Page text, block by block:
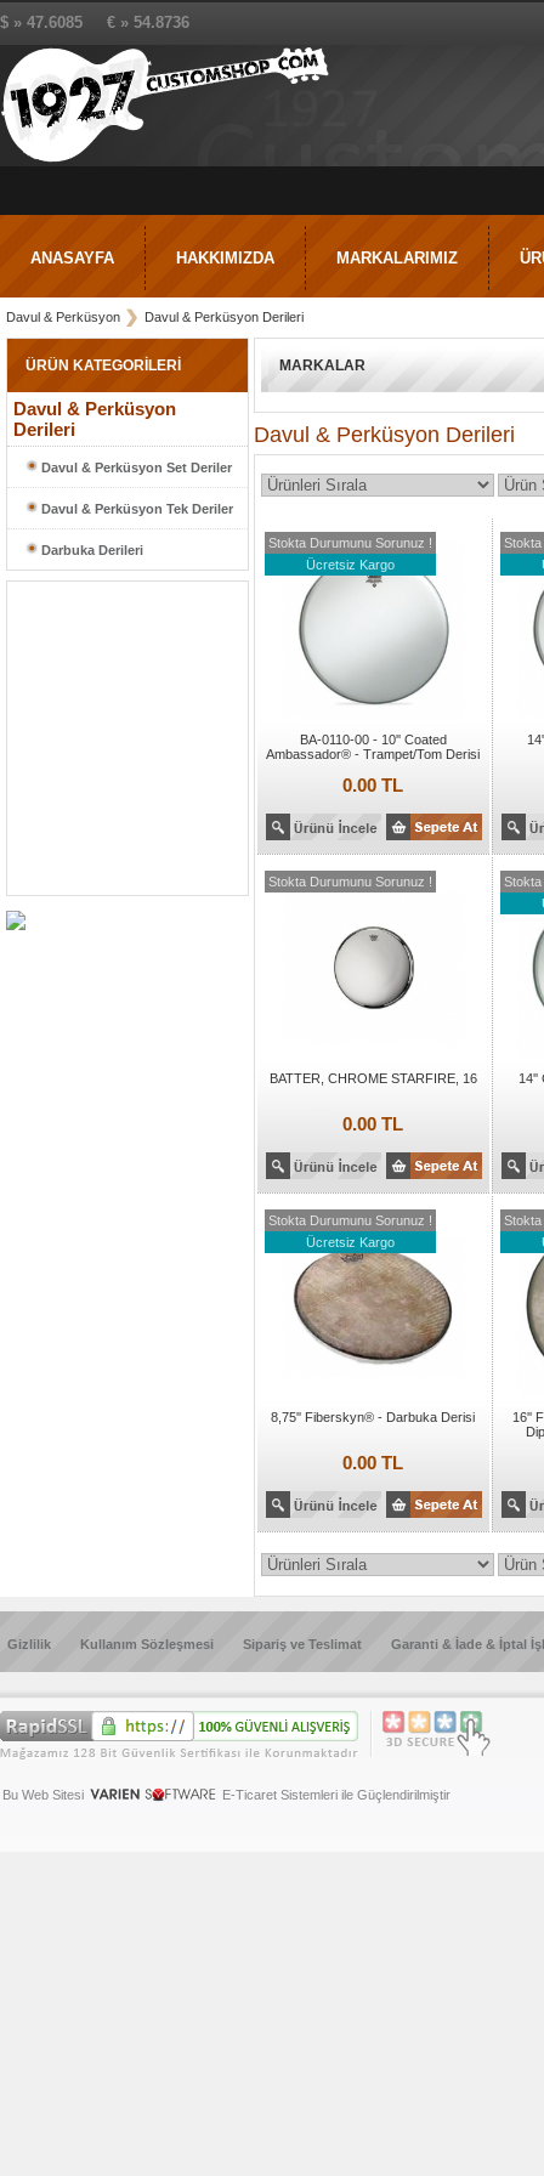
$ » 47.6085 € » 54.8736
ANASAYFA HAKKIMIZDA MARKALARIMIZ
Davul & Perküsyon Davul & Perküsyon Derileri
ÜRÜN KATEGORİLERİ
Davul & Perküsyon
Derileri
Davul & Perküsyon Set Deriler
Davul & Perküsyon Tek Deriler
Darbuka Derileri
MARKALAR
Davul & Perküsyon Derileri
Stokta Durumunu Sorunuz !
Ücretsiz Kargo
BA-0110-00 - 10'' Coated
Ambassador® - Trampet/Tom Derisi
0.00 TL
Stokta Durumunu Sorunuz !
BATTER, CHROME STARFIRE, 16
0.00 TL
14''
Stokta Durumunu Sorunuz !
Ücretsiz Kargo
8,75'' Fiberskyn® - Darbuka Derisi
0.00 TL
16''
Gizlilik Kullanım Sözleşmesi Sipariş ve Teslimat Garanti & İade & İptal
Bu Web Sitesi E-Ticaret Sistemleri ile Güçlendirilmiştir